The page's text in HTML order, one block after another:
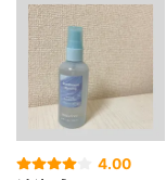
4.00